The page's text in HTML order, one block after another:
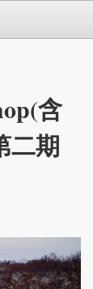
含
二期